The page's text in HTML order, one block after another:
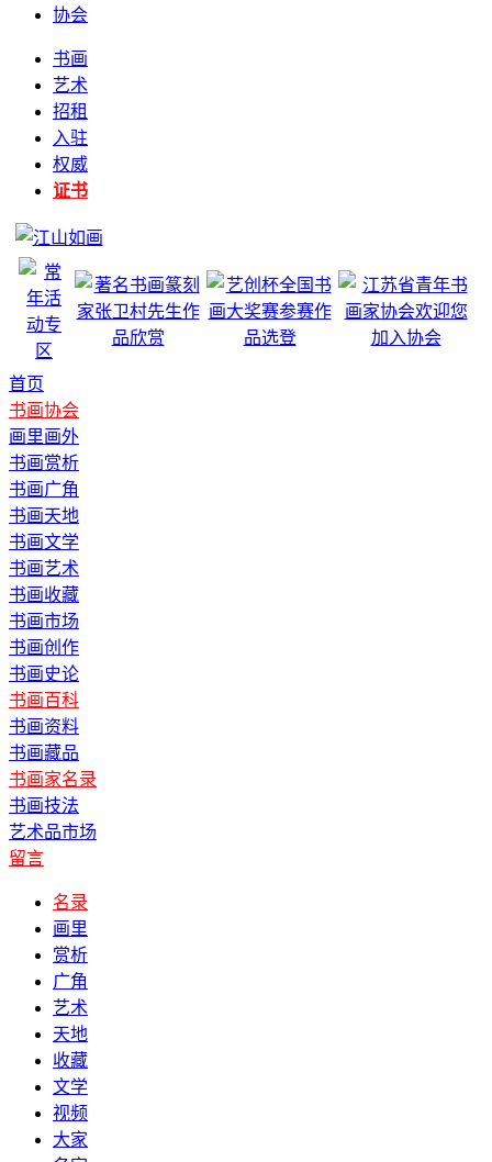
协会
书画
艺术
招租
入驻
权威
证书
首页
书画协会
画里画外
书画赏析
书画广角
书画天地
书画文学
书画艺术
书画收藏
书画市场
书画创作
书画史论
书画百科
书画资料
书画藏品
书画家名录
书画技法
艺术品市场
留言
名录
画里
赏析
广角
艺术
天地
收藏
文学
视频
大家